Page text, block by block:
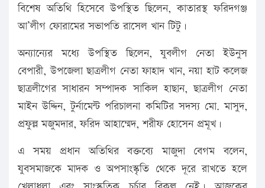
বিশেষ অতিথি হিসেবে উপস্থিত ছিলেন, কাতারস্থ ফরিদগঞ্জ
আ’লীগ ফোরামের সভাপতি রাসেল খান টিটু।
অন্যান্যের মধ্যে উপস্থিত ছিলেন, যুবলীগ নেতা ইউনুস
বেপারী, উপজেলা ছাত্রলীগ নেতা ফাহাদ খান, নয়া হাট কলেজ
ছাত্রলীগের সাধারন সম্পাদক সাকিল হাছান, ছাত্রলীগ নেতা
মাইন উদ্দিন, টুর্নামেন্ট পরিচালনা কমিটির সদস্য মো. মাসুদ,
প্রফুল্ল মজুমদার, ফরিদ আহাম্মেদ, শরীফ হোসেন প্রমূখ।
এ সময় প্রধান অতিথির বক্তব্যে মাজুদা বেগম বলেন,
যুবসমাজকে মাদক ও অপসাংস্কৃতি থেকে দূরে রাখতে হলে